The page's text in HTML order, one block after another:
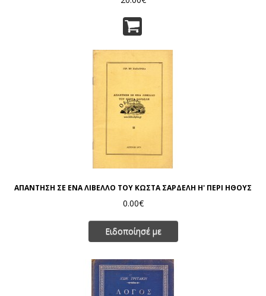
ΑΠΑΝΤΗΣΗ ΣΕ ΕΝΑ ΛΙΒΕΛΛΟ ΤΟΥ ΚΩΣΤΑ ΣΑΡΔΕΛΗ Η' ΠΕΡΙ ΗΘΟΥΣ
0.00€
Ειδοποίησέ με